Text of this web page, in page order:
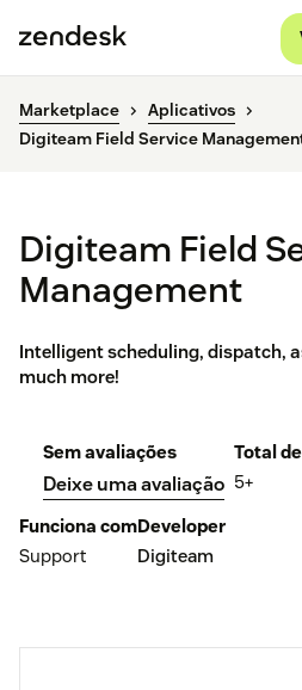
Marketplace
Aplicativos
Digiteam Field Service
Digiteam Field
Management
Intelligent scheduling, dispatch,
much more!
Sem avaliações
Deixe uma avaliação
Total
5+
Funciona com
Support
Developer
Digiteam